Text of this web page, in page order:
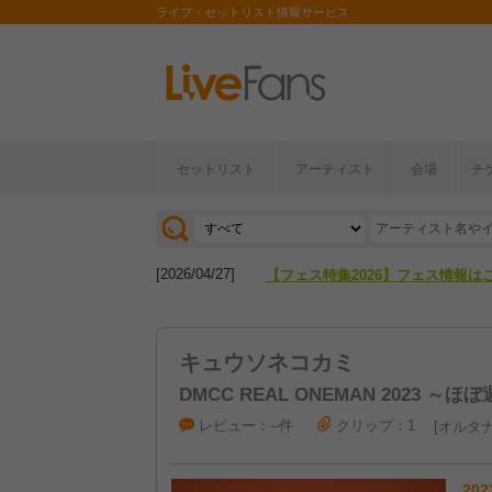
ライブ・セットリスト情報サービス
セットリスト アーティスト 会場 チ
[2026/07/28] 【ライブ動員ランキング】2026年
[2026/04/27] 【フェス特集2026】フェス情報は
キュウソネコカミ
DMCC REAL ONEMAN 2023 ～ほぼ
レビュー：--件 クリップ：1 オルタ